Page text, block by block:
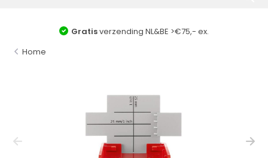
Gratisverzending NL&BE >€75,- ex.
Home